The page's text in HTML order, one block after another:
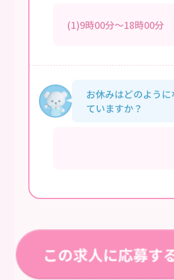
(1)9時00分～18時00分
お休みはどのように
ていますか？